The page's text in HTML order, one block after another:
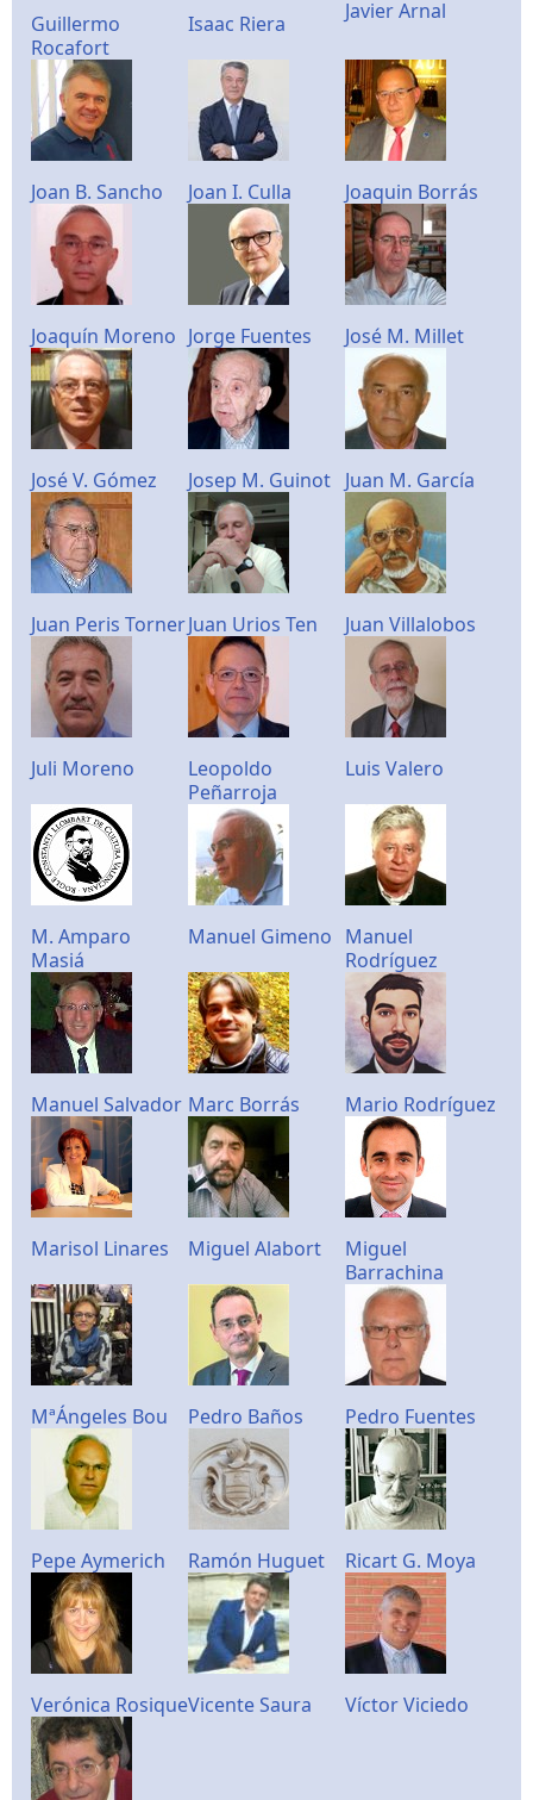
Guillermo
Rocafort
Isaac Riera Javier Arnal
Joan B. Sancho Joan I. Culla Joaquin Borrás
Joaquín Moreno Jorge Fuentes José M. Millet
José V. Gómez Josep M. Guinot Juan M. García
Juan Peris TornerJuan Urios Ten Juan Villalobos
Juli Moreno
Leopoldo
Peñarroja
Luis Valero
M. Amparo
Masiá
Manuel Gimeno Manuel
Rodríguez
Manuel Salvador Marc Borrás Mario Rodríguez
Marisol Linares Miguel Alabort
Miguel
Barrachina
MªÁngeles Bou Pedro Baños Pedro Fuentes
Pepe Aymerich Ramón Huguet Ricart G. Moya
Verónica RosiqueVicente Saura Víctor Viciedo